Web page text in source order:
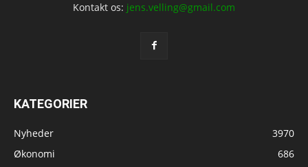
Kontakt os: jens.velling@gmail.com
KATEGORIER
Nyheder
3970
Økonomi
686